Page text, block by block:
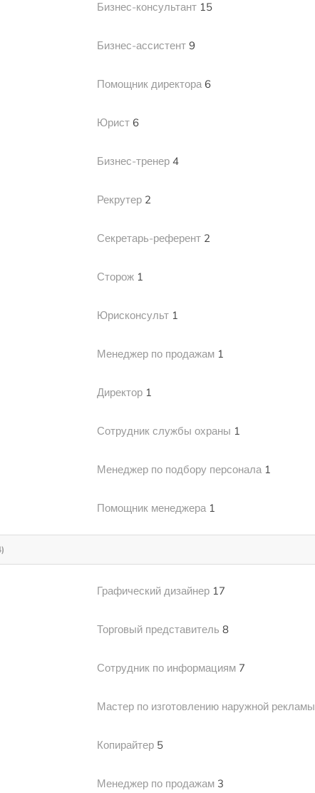
Бизнес-консультант 15
Бизнес-ассистент 9
Помощник директора6
Юрист 6
Бизнес-тренер 4
Рекрутер 2
Секретарь-референт 2
Сторож 1
Юрисконсульт 1
Менеджер по продажам 1
Директор 1
Сотрудник службы охраны 1
Менеджер по подбору персонала 1
Помощник менеджера 1
Графический дизайнер 17
Торговый представитель 8
Сотрудник по информациям 7
Мастер по изготовлению наружной рекламы
Копирайтер 5
Менеджер по продажам 3